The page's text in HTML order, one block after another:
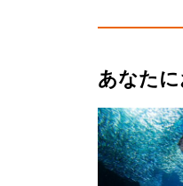
あなた